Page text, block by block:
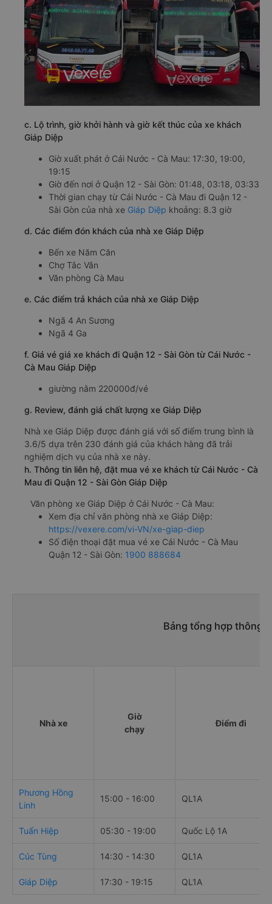
c. Lộ trình, giờ khởi hành và giờ kết thúc của xe khách
Giáp Diệp
Giờ xuất phát ở Cái Nước - Cà Mau: 17:30, 19:00,
19:15
Giờ đến nơi ở Quận 12 - Sài Gòn: 01:48, 03:18, 03:33
Thời gian chạy từ Cái Nước - Cà Mau đi Quận 12 -
Sài Gòn của nhà xe Giáp Diệp khoảng: 8.3 giờ
d. Các điểm đón khách của nhà xe Giáp Diệp
Bến xe Năm Căn
Chợ Tắc Vân
Văn phòng Cà Mau
e. Các điểm trả khách của nhà xe Giáp Diệp
Ngã 4 An Sương
Ngã 4 Ga
f. Giá vé giá xe khách đi Quận 12 - Sài Gòn từ Cái Nước -
Cà Mau Giáp Diệp
giường nằm 220000đ/vé
g. Review, đánh giá chất lượng xe Giáp Diệp
Nhà xe Giáp Diệp được đánh giá với số điểm trung bình là
3.6/5 dựa trên 230 đánh giá của khách hàng đã trải
nghiệm dịch vụ của nhà xe này.
h. Thông tin liên hệ, đặt mua vé xe khách từ Cái Nước - Cà
Mau đi Quận 12 - Sài Gòn Giáp Diệp
Văn phòng xe Giáp Diệp ở Cái Nước - Cà Mau:
Xem địa chỉ văn phòng nhà xe Giáp Diệp:
https://vexere.com/vi-VN/xe-giap-diep
Số điện thoại đặt mua vé xe Cái Nước - Cà Mau
Quận 12 - Sài Gòn: 1900 888684
Bảng tổng hợp thông
Nhà xe
Giờ
chạy
Điểm đi
Phương Hồng
Linh
15:00 - 16:00 QL1A
Tuấn Hiệp 05:30 - 19:00 Quốc Lộ 1A
Cúc Tùng 14:30 - 14:30 QL1A
Giáp Diệp 17:30 - 19:15 QL1A